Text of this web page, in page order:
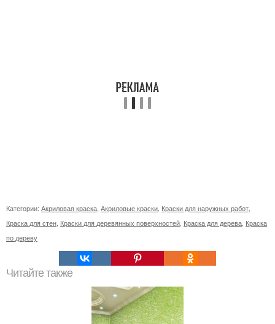
Категории: Акриловая краска Акриловые краски Краски для наружных работ
Краска для стен Краски для деревянных поверхностей Краска для дерева Краска
по дереву
Читайте также